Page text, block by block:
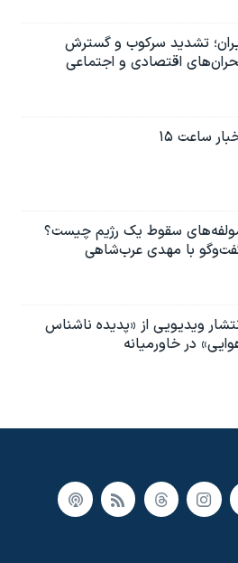
تشدید سرکوب و گسترش
اقتصادی و اجتماعی
ساعت ۱۵
سقوط یک رژیم چیست؟
با مهدی عرب‌شاهی
ویدیویی از «پدیده‌ ناشناس
در خاورمیانه